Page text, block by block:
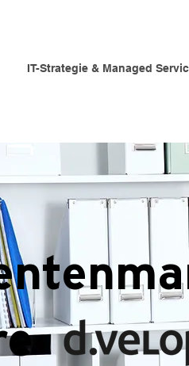
IT-Strategie & Managed